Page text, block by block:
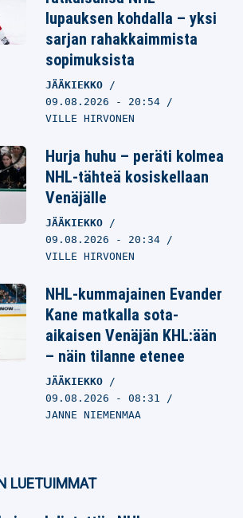
lupauksen kohdalla – yksi
sarjan rahakkaimmista
sopimuksista
JÄÄKIEKKO
09.08.2026 - 20:54
VILLE HIRVONEN
Hurja huhu – peräti kolmea
NHL-tähteä kosiskellaan
Venäjälle
JÄÄKIEKKO
09.08.2026 - 20:34
VILLE HIRVONEN
NHL-kummajainen Evander
Kane matkalla sota-
aikaisen Venäjän KHL:ään
– näin tilanne etenee
JÄÄKIEKKO
09.08.2026 - 08:31
JANNE NIEMENMAA
LUETUIMMAT